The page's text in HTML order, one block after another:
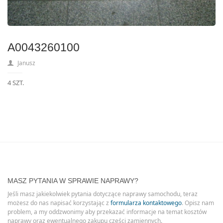
A0043260100
Janusz
4 SZT.
MASZ PYTANIA W SPRAWIE NAPRAWY?
Jeśli masz jakiekolwiek pytania dotyczące naprawy samochodu, teraz
możesz do nas napisać korzystając z formularza kontaktowego. Opisz nam
problem, a my oddzwonimy aby przekazać informacje na temat kosztów
naprawy oraz ewentualnego zakupu części zamiennych.